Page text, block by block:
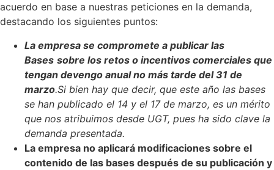
acuerdo en base a nuestras peticiones en la demanda,
destacando los siguientes puntos:
La empresa se compromete a publicar las
Bases sobre los retos o incentivos comerciales que
tengan devengo anual no más tarde del 31 de
marzo.Si bien hay que decir, que este año las bases
se han publicado el 14 y el 17 de marzo, es un mérito
que nos atribuimos desde UGT, pues ha sido clave la
demanda presentada.
La empresa no aplicará modificaciones sobre el
contenido de las bases después de su publicación y